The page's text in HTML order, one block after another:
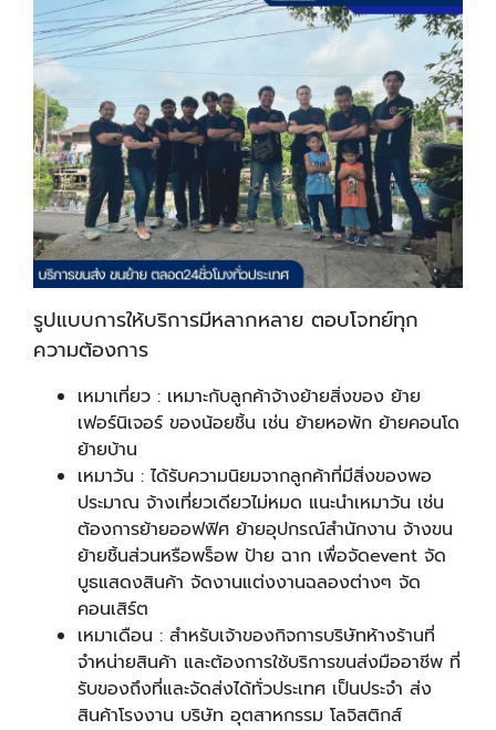
รูปแบบการให้บริการมีหลากหลาย ตอบโจทย์ทุก
ความต้องการ
เหมาเที่ยว : เหมาะกับลูกค้าจ้างย้ายสิ่งของ ย้าย
เฟอร์นิเจอร์ ของน้อยชิ้น เช่น ย้ายหอพัก ย้ายคอนโด
ย้ายบ้าน
เหมาวัน : ได้รับความนิยมจากลูกค้าที่มีสิ่งของพอ
ประมาณ จ้างเที่ยวเดียวไม่หมด แนะนำเหมาวัน เช่น
ต้องการย้ายออฟฟิศ ย้ายอุปกรณ์สำนักงาน จ้างขน
ย้ายชิ้นส่วนหรือพร็อพ ป้าย ฉาก เพื่อจัดevent จัด
บูธแสดงสินค้า จัดงานแต่งงานฉลองต่างๆ จัด
คอนเสิร์ต
เหมาเดือน : สำหรับเจ้าของกิจการบริษัทห้างร้านที่
จำหน่ายสินค้า และต้องการใช้บริการขนส่งมืออาชีพ ที่
รับของถึงที่และจัดส่งได้ทั่วประเทศ เป็นประจำ ส่ง
สินค้าโรงงาน บริษัท อุตสาหกรรม โลจิสติกส์